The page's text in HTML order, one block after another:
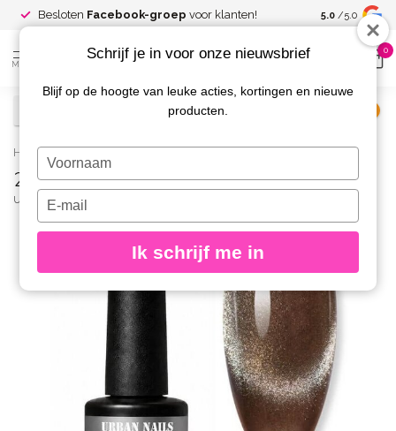
Besloten Facebook-groep voor klanten! Spaar voor
kortingen
5.0 /5.0
MENU
0
Home / 26 Opal Cat Eye Gelpolish
26 Opal Cat Eye Gelpolish
URBAN NAILS
Schrijf je in voor onze nieuwsbrief
Blijf op de hoogte van leuke acties, kortingen en nieuwe
producten.
Typ
je
naam
Typ
je
e-
in
Ik schrijf me in